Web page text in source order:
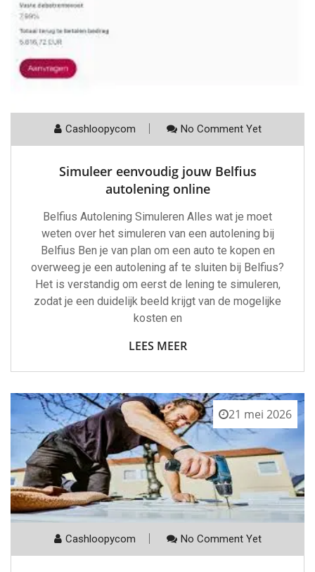
Cashloopycom No Comment Yet
Simuleer eenvoudig jouw Belfius
autolening online
Belfius Autolening Simuleren Alles wat je moet
weten over het simuleren van een autolening bij
Belfius Ben je van plan om een auto te kopen en
overweeg je een autolening af te sluiten bij Belfius?
Het is verstandig om eerst de lening te simuleren,
zodat je een duidelijk beeld krijgt van de mogelijke
kosten en
LEES MEER
21 mei 2026
Cashloopycom No Comment Yet